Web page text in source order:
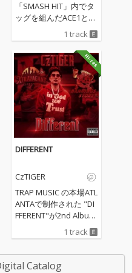
「SMASH HIT」内でタ
ッグを組んだACE1とCz
TIGERのコラボ楽曲が
遂に配信開始！
1 track
DIFFERENT
CzTIGER
TRAP MUSIC の本場ATL
ANTAで制作された "DI
FFERENT"が2nd Album
1 track
Catalog